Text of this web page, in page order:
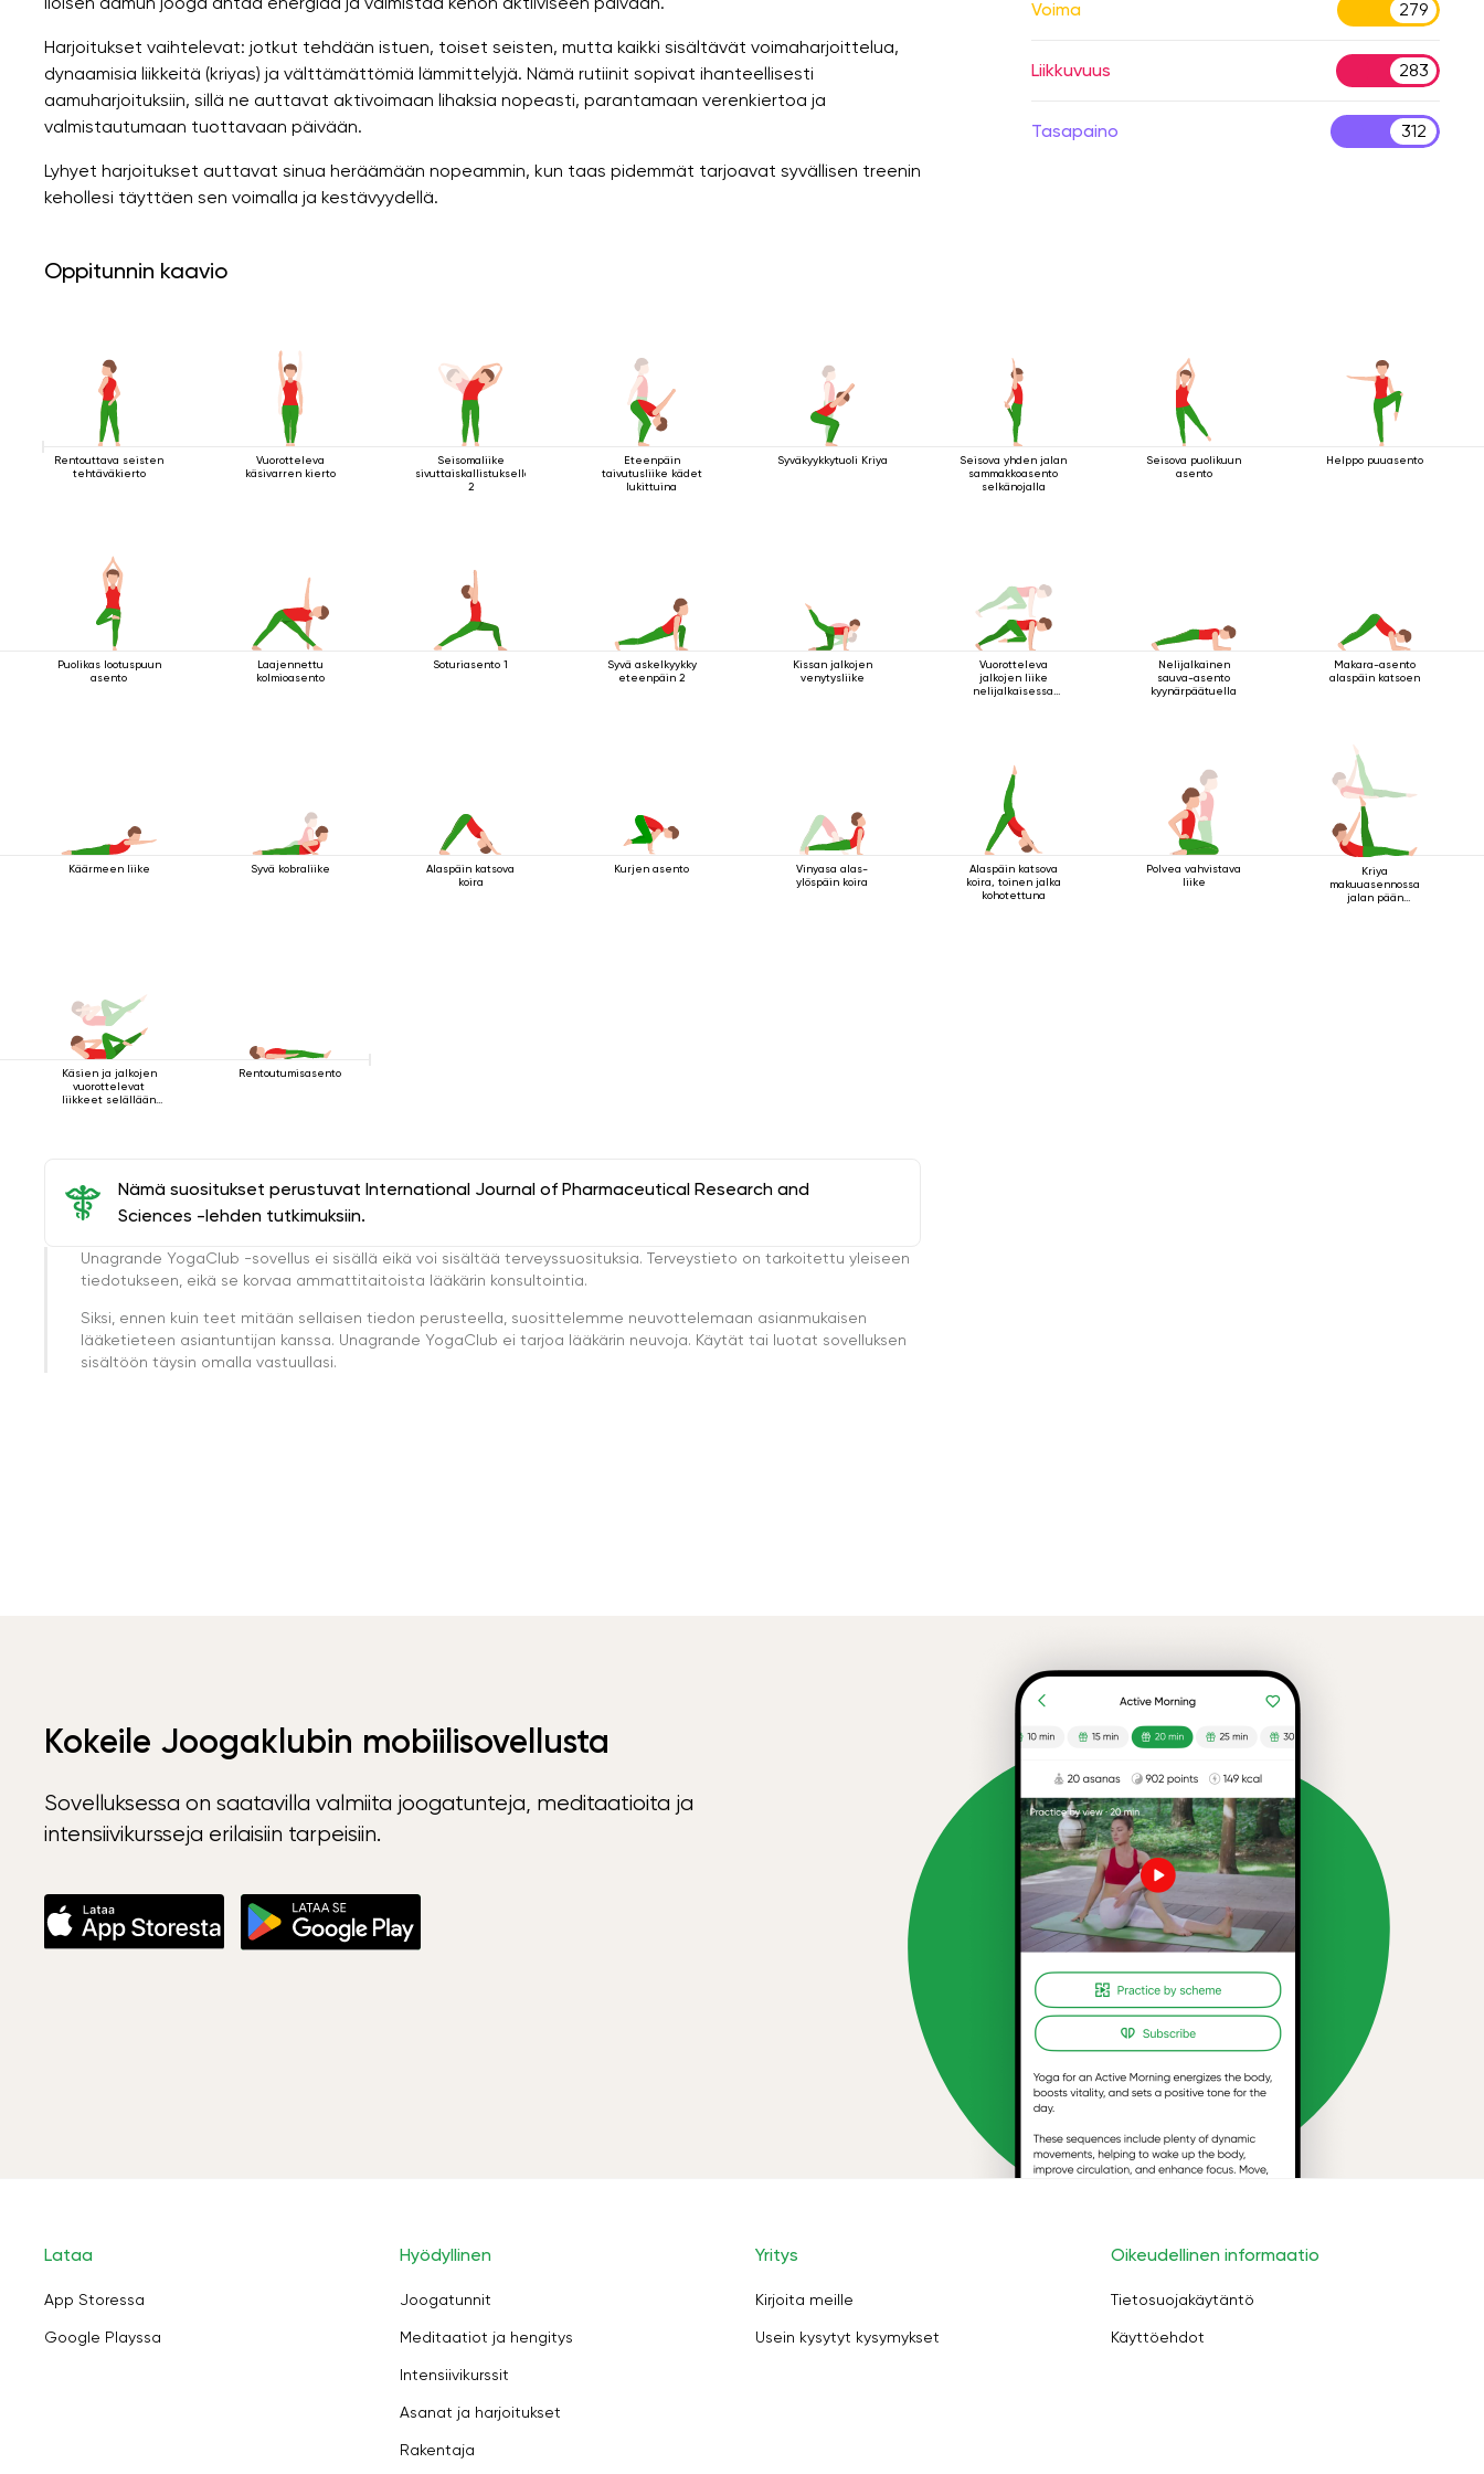
Harjoitukset vaihtelevat: jotkut tehdään istuen, toiset seisten, mutta kaikki sisältävät voimaharjoittelua,
dynaamisia liikkeitä (kriyas) ja välttämättömiä lämmittelyjä. Nämä rutiinit sopivat ihanteellisesti
aamuharjoituksiin, sillä ne auttavat aktivoimaan lihaksia nopeasti, parantamaan verenkiertoa ja
valmistautumaan tuottavaan päivään.
Lyhyet harjoitukset auttavat sinua heräämään nopeammin, kun taas pidemmät tarjoavat syvällisen treenin
kehollesi täyttäen sen voimalla ja kestävyydellä.
Voima 279
Liikkuvuus 283
Tasapaino 312
Oppitunnin kaavio
Rentouttava seisten
tehtäväkierto
Vuorotteleva
käsivarren kierto
Seisomaliike
sivuttaiskallistuksella
2
Eteenpäin
taivutusliike kädet
lukittuina
Syväkyykkytuoli Kriya
Seisova yhden jalan
sammakkoasento
selkänojalla
Seisova puolikuun
asento
Helppo puuasento
Puolikas lootuspuun
asento
Laajennettu
kolmioasento
Soturiasento 1
Syvä askelkyykky
eteenpäin 2
Kissan jalkojen
venytysliike
Vuorotteleva
jalkojen liike
nelijalkaisessa
Nelijalkainen
sauva-asento
kyynärpäätuella
Makara-asento
alaspäin katsoen
Käärmeen liike Syvä kobraliike
Alaspäin katsova
koira
Kurjen asento
Vinyasa alas-
ylöspäin koira
Alaspäin katsova
koira, toinen jalka
kohotettuna
Polvea vahvistava
liike
Kriya
makuuasennossa
jalan pään
Käsien ja jalkojen
vuorottelevat
liikkeet selällään
Rentoutumisasento
Nämä suositukset perustuvat International Journal of Pharmaceutical Research and
Sciences -lehden tutkimuksiin.
Unagrande YogaClub -sovellus ei sisällä eikä voi sisältää terveyssuosituksia. Terveystieto on tarkoitettu yleiseen
tiedotukseen, eikä se korvaa ammattitaitoista lääkärin konsultointia.
Siksi, ennen kuin teet mitään sellaisen tiedon perusteella, suosittelemme neuvottelemaan asianmukaisen
lääketieteen asiantuntijan kanssa. Unagrande YogaClub ei tarjoa lääkärin neuvoja. Käytät tai luotat sovelluksen
sisältöön täysin omalla vastuullasi.
Kokeile Joogaklubin mobiilisovellusta
Sovelluksessa on saatavilla valmiita joogatunteja, meditaatioita ja
intensiivikursseja erilaisiin tarpeisiin.
Lataa
App Storessa
Google Playssa
Hyödyllinen
Joogatunnit
Meditaatiot ja hengitys
Intensiivikurssit
Asanat ja harjoitukset
Rakentaja
Yritys
Kirjoita meille
Usein kysytyt kysymykset
Oikeudellinen informaatio
Tietosuojakäytäntö
Käyttöehdot